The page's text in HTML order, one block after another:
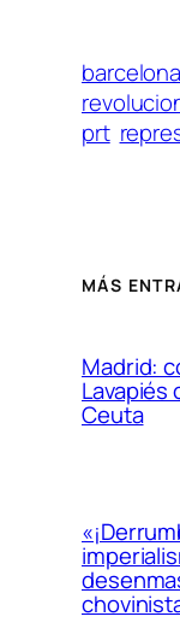
barcelona
prt
MÁS
Madrid:
Lavapiés
Ceuta